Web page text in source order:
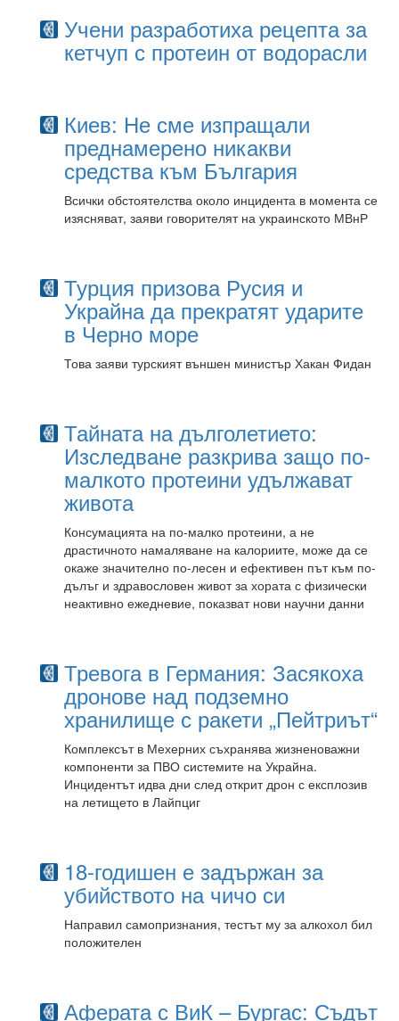
Учени разработиха рецепта за
кетчуп с протеин от водорасли
Киев: Не сме изпращали
преднамерено никакви
средства към България
Всички обстоятелства около инцидента в момента се
изясняват, заяви говорителят на украинското МВнР
Турция призова Русия и
Украйна да прекратят ударите
в Черно море
Това заяви турският външен министър Хакан Фидан
Тайната на дълголетието:
Изследване разкрива защо по-
малкото протеини удължават
живота
Консумацията на по-малко протеини, а не
драстичното намаляване на калориите, може да се
окаже значително по-лесен и ефективен път към по-
дълъг и здравословен живот за хората с физически
неактивно ежедневие, показват нови научни данни
Тревога в Германия: Засякоха
дронове над подземно
хранилище с ракети „Пейтриът“
Комплексът в Мехерних съхранява жизненоважни
компоненти за ПВО системите на Украйна.
Инцидентът идва дни след открит дрон с експлозив
на летището в Лайпциг
18-годишен е задържан за
убийството на чичо си
Направил самопризнания, тестът му за алкохол бил
положителен
Аферата с ВиК – Бургас: Съдът